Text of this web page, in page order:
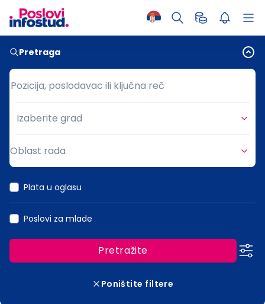
Pretraga
Pozicija, poslodavac ili ključna reč
Pozicija, poslodavac ili ključna reč
Grad
Izaberite grad
Oblast rada
Plata u oglasu
Poslovi za mlade
Pretražite
Poništite filtere